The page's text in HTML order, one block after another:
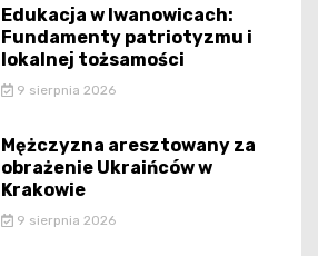
Edukacja w Iwanowicach:
Fundamenty patriotyzmu i
lokalnej tożsamości
9 sierpnia 2026
Mężczyzna aresztowany za
obrażenie Ukraińców w
Krakowie
9 sierpnia 2026